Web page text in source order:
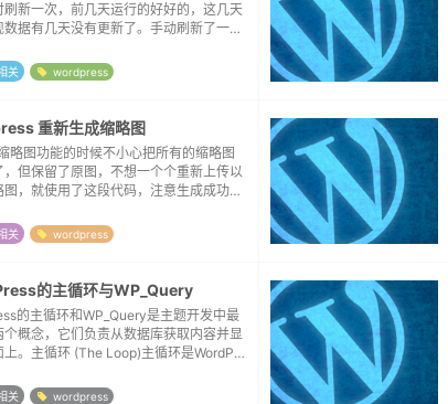
刷新一次，前几天运行的好好的，这几天
数据有几天没有更新了。手动刷新了一下
能又是完好的。开了wp的debug模
...
关 wordpress
重新生成缩略图
略图功能的时候不小心把所有的缩略图
，但保留了原图，不想一个个重新上传以
图，就使用了这段代码，注意生成成功之
功能，阅后即焚~~function regener...
关 wordpress
的主循环与WP_Query
的主循环和WP_Query是主题开发中最
个概念，它们负责从数据库获取内容并显
上。主循环 (The Loop)主循环是WordPre
遍历当前页面请...
关 wordpress